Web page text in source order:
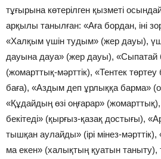
тұғырына көтерілген қызметі
арқылы танылған: «Аға бордан, іні
«Халқым үшін тудым» (жер дауы),
дауына дауа» (жер дауы), «Сыпатай
(жомарттық-мәрттік), «Тентек төртеу
баға), «Аздым деп ұрлыққа барма»
«Құдайдың өзі оңғарар»
бекітеді» (қырғыз-қазақ достығы),
тышқан аулайды» (ірі мінез-мәрттік),
ма екен» (халықтың қуатын таныту),